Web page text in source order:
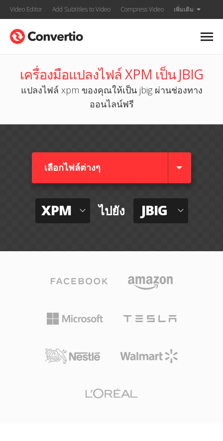
Video Editor Add Subtitles to Video Compress Video เพิ่มเติม
เครื่องมือแปลงไฟล์ XPM เป็น JBIG
แปลงไฟล์ xpm ของคุณให้เป็น jbig ผ่านช่องทาง
ออนไลน์ฟรี
เลือกไฟล์ต่างๆ​
XPM ไปยัง JBIG